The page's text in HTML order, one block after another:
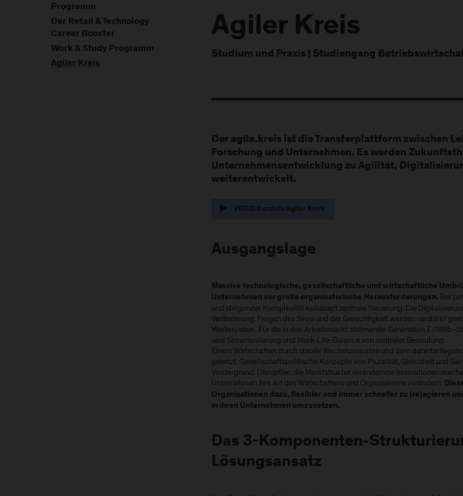
Agiler Kreis
Studium und Praxis | Studiengang
Der agile.kreis ist die Transferplattform zwischen
Forschung und Unternehmen. Es werden
Unternehmensentwicklung zu Agilität,
weiterentwickelt.
VIDEO Kurzinfo Agiler Kreis
Ausgangslage
Massive technologische, gesellschaftliche und wirtschaftliche
Unternehmen vor große organisatorische Herausforderungen. Bei
und steigender Komplexität kollabiert zentrale Steuerung. Die
Veränderung. Fragen des Sinns und der Gerechtigkeit werden verstärkt
Wertesystem. Für die in den Arbeitsmarkt strömende Generation Z
sind Sinnorientierung und Work-Life-Balance von zentraler Bedeutung.
Einem Wirtschaften durch stabile Wachstumsraten und dem
gesetzt. Gesellschaftspolitische Konzepte von Pluralität, Gleichheit und
Vordergrund. Disruptive, die Marktstruktur verändernde Innovationen
Unternehmen ihre Art des Wirtschaftens und Organisierens verändern.
Organisationen dazu, flexibler und immer schneller zu (re)agieren
in ihren Unternehmen umzusetzen.
Das 3-Komponenten-
Lösungsansatz
Programm
Der Retail & Technology
Career Booster
Work & Study Programm
Agiler Kreis